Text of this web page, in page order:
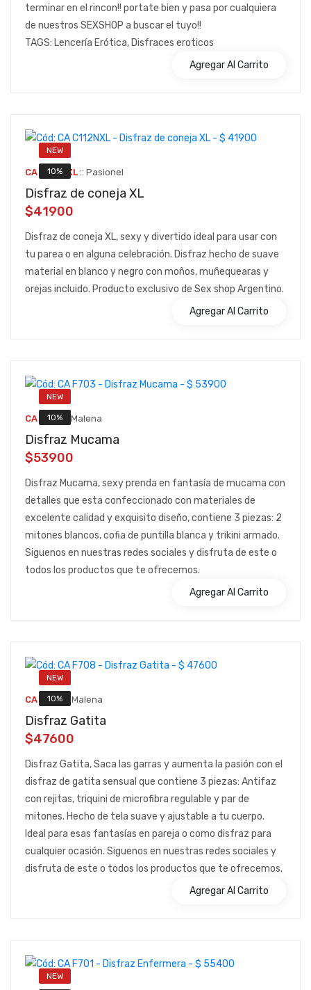
terminar en el rincon!! portate bien y pasa por cualquiera
de nuestros SEXSHOP a buscar el tuyo!!
TAGS: Lencería Erótica, Disfraces eroticos
Agregar Al Carrito
NEW
10%
CA C112NXL:: Pasionel
Disfraz de coneja XL
$41900
Disfraz de coneja XL, sexy y divertido ideal para usar con
tu parea o en alguna celebración. Disfraz hecho de suave
material en blanco y negro con moños, muñequearas y
orejas incluido. Producto exclusivo de Sex shop Argentino.
Agregar Al Carrito
NEW
10%
CA F703 Malena
Disfraz Mucama
$53900
Disfraz Mucama, sexy prenda en fantasía de mucama con
detalles que esta confeccionado con materiales de
excelente calidad y exquisito diseño, contiene 3 piezas: 2
mitones blancos, cofia de puntilla blanca y trikini armado.
Siguenos en nuestras redes sociales y disfruta de este o
todos los productos que te ofrecemos.
Agregar Al Carrito
NEW
10%
CA F708 Malena
Disfraz Gatita
$47600
Disfraz Gatita, Saca las garras y aumenta la pasión con el
disfraz de gatita sensual que contiene 3 piezas: Antifaz
con rejitas, triquini de microfibra regulable y par de
mitones. Hecho de tela suave y ajustable a tu cuerpo.
Ideal para esas fantasías en pareja o como disfraz para
cualquier ocasión. Siguenos en nuestras redes sociales y
disfruta de este o todos los productos que te ofrecemos.
Agregar Al Carrito
NEW